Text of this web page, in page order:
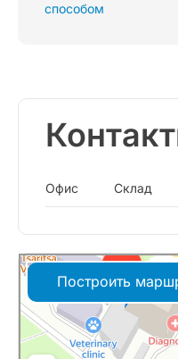
способом
Офис Склад
Построить